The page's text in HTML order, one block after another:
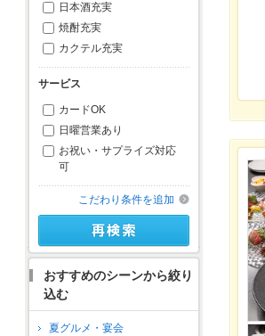
日本酒充実
焼酎充実
カクテル充実
サービス
カードOK
日曜営業あり
お祝い・サプライズ対応
可
こだわり条件を追加
おすすめのシーンから絞り
込む
夏グルメ・宴会